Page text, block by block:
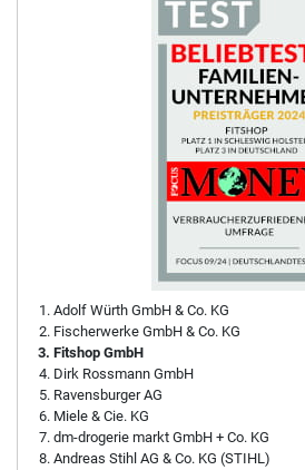
Adolf Würth GmbH & Co. KG
Fischerwerke GmbH & Co. KG
Fitshop GmbH
Dirk Rossmann GmbH
Ravensburger AG
Miele & Cie. KG
dm-drogerie markt GmbH + Co. KG
Andreas Stihl AG & Co. KG (STIHL)